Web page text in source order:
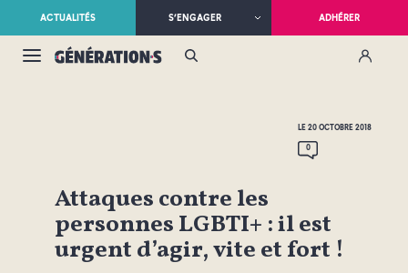
ACTUALITÉS S’ENGAGER ADHÉRER
LE 20 OCTOBRE 2018
0
Attaques contre les
personnes LGBTI+ : il est
urgent d’agir, vite et fort !